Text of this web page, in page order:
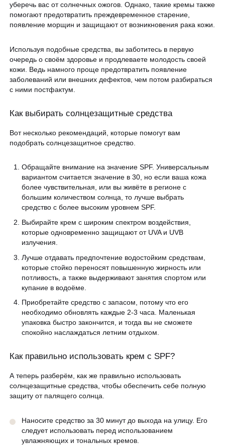
уберечь вас от солнечных ожогов. Однако, такие кремы также
помогают предотвратить преждевременное старение,
появление морщин и защищают от возникновения рака кожи.
Используя подобные средства, вы заботитесь в первую
очередь о своём здоровье и продлеваете молодость своей
кожи. Ведь намного проще предотвратить появление
заболеваний или внешних дефектов, чем потом разбираться
с ними постфактум.
Как выбирать солнцезащитные средства
Вот несколько рекомендаций, которые помогут вам
подобрать солнцезащитное средство.
Обращайте внимание на значение SPF. Универсальным
вариантом считается значение в 30, но если ваша кожа
более чувствительная, или вы живёте в регионе с
большим количеством солнца, то лучше выбрать
средство с более высоким уровнем SPF.
Выбирайте крем с широким спектром воздействия,
которые одновременно защищают от UVA и UVB
излучения.
Лучше отдавать предпочтение водостойким средствам,
которые стойко переносят повышенную жирность или
потливость, а также выдерживают занятия спортом или
купание в водоёме.
Приобретайте средство с запасом, потому что его
необходимо обновлять каждые 2-3 часа. Маленькая
упаковка быстро закончится, и тогда вы не сможете
спокойно наслаждаться летним отдыхом.
Как правильно использовать крем с SPF?
А теперь разберём, как же правильно использовать
солнцезащитные средства, чтобы обеспечить себе полную
защиту от палящего солнца.
Наносите средство за 30 минут до выхода на улицу. Его
следует использовать перед использованием
увлажняющих и тональных кремов.